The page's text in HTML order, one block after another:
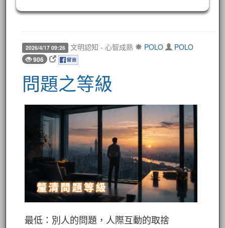
2026/4/17 09:26 文明認知 - 心智成熟 POLO POLO
906
問題之等級
最低：別人的問題，人際互動的取捨